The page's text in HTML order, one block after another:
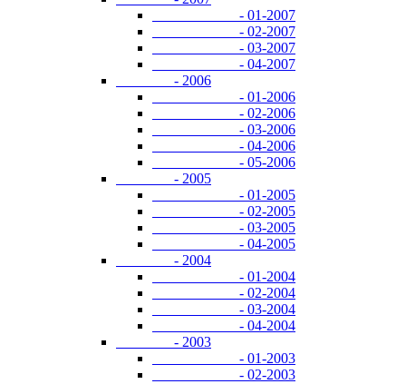
- 01-2007
- 02-2007
- 03-2007
- 04-2007
- 2006
- 01-2006
- 02-2006
- 03-2006
- 04-2006
- 05-2006
- 2005
- 01-2005
- 02-2005
- 03-2005
- 04-2005
- 2004
- 01-2004
- 02-2004
- 03-2004
- 04-2004
- 2003
- 01-2003
- 02-2003